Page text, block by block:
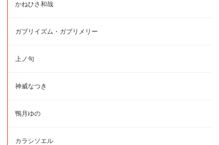
かねひさ和哉
ガブリイズム・ガブリメリー
上ノ句
神威なつき
鴨月ゆの
カラシソエル